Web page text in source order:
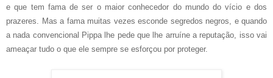
e que tem fama de ser o maior conhecedor do mundo do vício e dos
prazeres. Mas a fama muitas vezes esconde segredos negros, e quando
a nada convencional Pippa lhe pede que lhe arruíne a reputação, isso vai
ameaçar tudo o que ele sempre se esforçou por proteger.